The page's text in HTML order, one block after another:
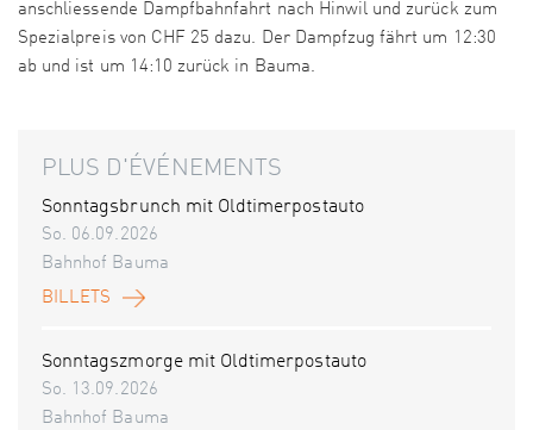
anschliessende Dampfbahnfahrt nach Hinwil und zurück zum
Spezialpreis von CHF 25 dazu. Der Dampfzug fährt um 12:30
ab und ist um 14:10 zurück in Bauma.
PLUS D'ÉVÉNEMENTS
Sonntagsbrunch mit Oldtimerpostauto
So. 06.09.2026
Bahnhof Bauma
BILLETS
Sonntagszmorge mit Oldtimerpostauto
So. 13.09.2026
Bahnhof Bauma